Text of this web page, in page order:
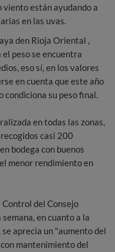
viento están ayudando a
en las uvas.
den Rioja Oriental ,
peso se encuentra
eso sí, en los valores
en cuenta que este año
condiciona su peso final.
en todas las zonas,
casi 200
bodega con buenos
menor rendimiento en
del Consejo
en cuanto a la
aprecia un "aumento del
mantenimiento del